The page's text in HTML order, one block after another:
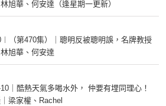
旭華、何安達（逢星期一更新）
（第470集）｜聰明反被聰明誤，名牌教授
旭華、何安達
｜酷熱天氣多喝水外， 仲要有埋同理心！
梁家權、Rachel